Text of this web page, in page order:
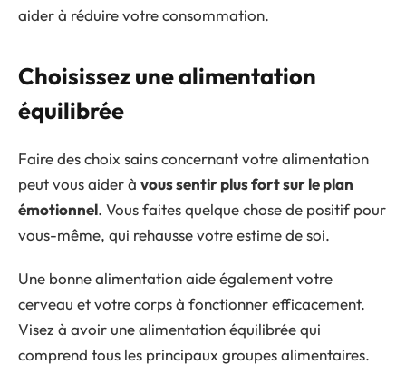
aider à réduire votre consommation.
Choisissez une alimentation
équilibrée
Faire des choix sains concernant votre alimentation
peut vous aider à vous sentir plus fort sur le plan
émotionnel. Vous faites quelque chose de positif pour
vous-même, qui rehausse votre estime de soi.
Une bonne alimentation aide également votre
cerveau et votre corps à fonctionner efficacement.
Visez à avoir une alimentation équilibrée qui
comprend tous les principaux groupes alimentaires.